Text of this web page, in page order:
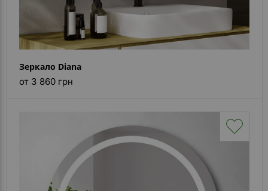
Зеркало Diana
от 3 860 грн